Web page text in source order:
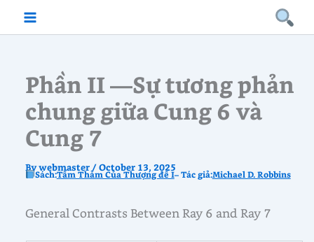
Phần II —Sự tương phản
chung giữa Cung 6 và
Cung 7
Bywebmaster /October 13, 2025
Sách:Tấm Thảm Của Thượng đế I– Tác giả:Michael D. Robbins
General Contrasts Between Ray 6 and Ray 7